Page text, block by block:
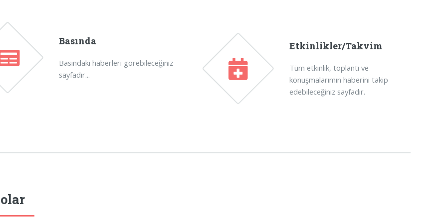
Basında
Basındaki haberleri görebileceğiniz
sayfadır...
Etkinlikler/Takvim
Tüm etkinlik, toplantı ve
konuşmalarımın haberini takip
edebileceğiniz sayfadır.